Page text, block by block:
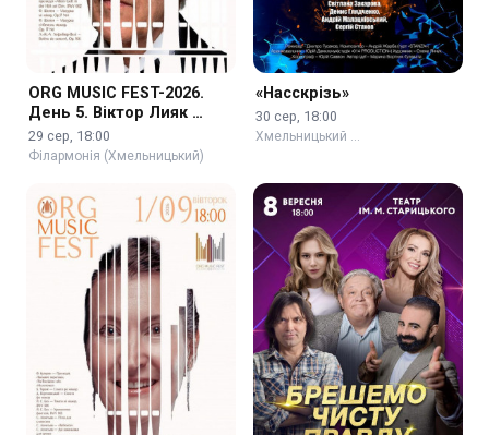
ORG MUSIC FEST-2026.
День 5. Віктор Лияк …
29 сер, 18:00
Філармонія (Хмельницький)
«Насскрізь»
30 сер, 18:00
Хмельницький …